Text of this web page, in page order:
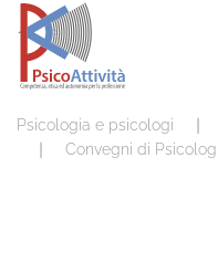
Psicologia e psicologi
Convegni di